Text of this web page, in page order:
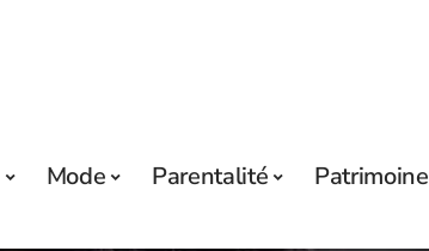
Mode Parentalité Patrimoine